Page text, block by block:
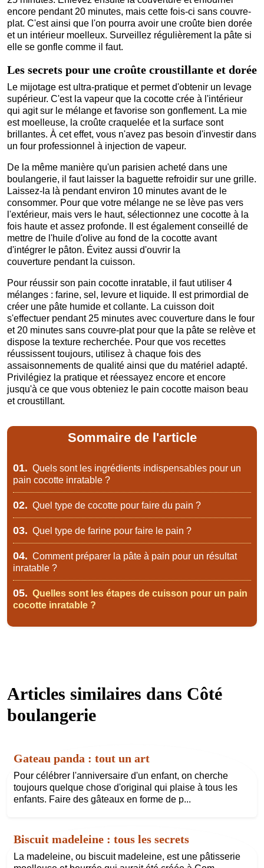
encore pendant 20 minutes, mais cette fois-ci sans couvre-
plat. C'est ainsi que l'on pourra avoir une croûte bien dorée
et un intérieur moelleux. Surveillez régulièrement la pâte si
elle se gonfle comme il faut.
Les secrets pour une croûte croustillante et dorée
Le mijotage est ultra-pratique et permet d'obtenir un levage
supérieur. C'est la vapeur que la cocotte crée à l'intérieur
qui agit sur le mélange et favorise son gonflement. La mie
est moelleuse, la croûte craquelée et la surface sont
brillantes. À cet effet, vous n'avez pas besoin d'investir dans
un four professionnel à injection de vapeur.
De la même manière qu'un parisien acheté dans une
boulangerie, il faut laisser la baguette refroidir sur une grille.
Laissez-la là pendant environ 10 minutes avant de le
consommer. Pour que votre mélange ne se lève pas vers
l'extérieur, mais vers le haut, sélectionnez une cocotte à la
fois haute et assez profonde. Il est également conseillé de
mettre de l'huile d'olive au fond de la cocotte avant
d'intégrer le pâton. Évitez aussi d'ouvrir la
couverture pendant la cuisson.
Pour réussir son pain cocotte inratable, il faut utiliser 4
mélanges : farine, sel, levure et liquide. Il est primordial de
créer une pâte humide et collante. La cuisson doit
s'effectuer pendant 25 minutes avec couverture dans le four
et 20 minutes sans couvre-plat pour que la pâte se relève et
dispose la texture recherchée. Pour que vos recettes
réussissent toujours, utilisez à chaque fois des
assaisonnements de qualité ainsi que du matériel adapté.
Privilégiez la pratique et réessayez encore et encore
jusqu'à ce que vous obteniez le pain cocotte maison beau
et croustillant.
Sommaire de l'article
01. Quels sont les ingrédients indispensables pour un
pain cocotte inratable ?
02. Quel type de cocotte pour faire du pain ?
03. Quel type de farine pour faire le pain ?
04. Comment préparer la pâte à pain pour un résultat
inratable ?
05. Quelles sont les étapes de cuisson pour un pain
cocotte inratable ?
Articles similaires dans Côté
boulangerie
Gateau panda : tout un art
Pour célébrer l'anniversaire d'un enfant, on cherche
toujours quelque chose d'original qui plaise à tous les
enfants. Faire des gâteaux en forme de p...
Biscuit madeleine : tous les secrets
La madeleine, ou biscuit madeleine, est une pâtisserie